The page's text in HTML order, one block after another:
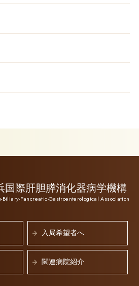
国際肝胆膵消化器病学機構
Pancreatic-Gastroenterological Association
入局希望者へ
関連病院紹介